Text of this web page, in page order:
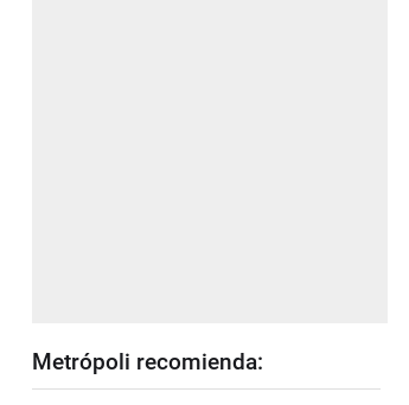
Metrópoli recomienda: